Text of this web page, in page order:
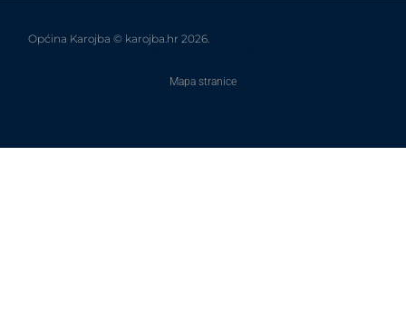
Općina Karojba © karojba.hr 2026.
Mapa stranice